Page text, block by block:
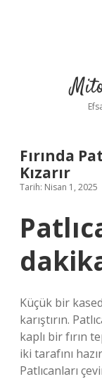
Fırında
Kızarır
Tarih: Nisan 1, 2025
Küçük bir
karıştırın.
kaplı bir fırın
iki tarafını
Patlıcanları